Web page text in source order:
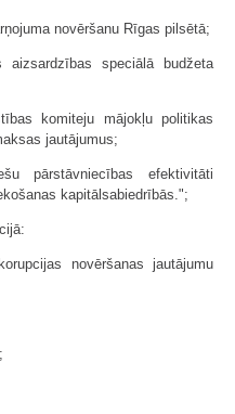
novēršanu Rīgas pilsētā;
speciālā budžeta
komiteju mājokļu politikas
jautājumus;
pārstāvniecības efektivitāti
kapitālsabiedrībās.";
novēršanas jautājumu